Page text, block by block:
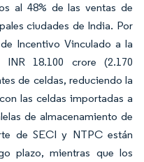
al 48% de las ventas de
ciudades de India. Por
Incentivo Vinculado a la
INR 18.100 crore (2.170
de celdas, reduciendo la
las celdas importadas a
de almacenamiento de
de SECI y NTPC están
plazo, mientras que los